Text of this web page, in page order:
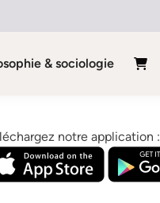
& sociologie
notre application :